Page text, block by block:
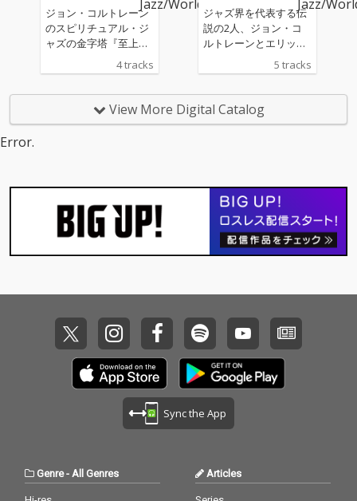
ジョン・コルトレーン
のスピリチュアル・ジ
ャズの金字塔『至上の
愛』のリリース60周年
を記念してリリースさ
ター。ナッシュヴィル
拠点のマスタリング・
新たに鮮烈な音像を生
み出した。
4 tracks
ジャズ界を代表する伝
説の2人、ジョン・コ
ルトレーンとエリッ
ク・ドルフィーによる
幻の未発表音源が発
5 tracks
View More Digital Catalog
Error.
Sync the App
Genre- All Genres Articles